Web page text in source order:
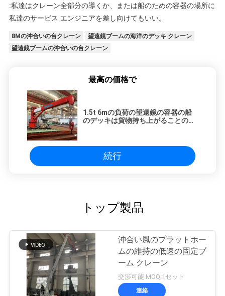
:私達はクレーン全部分の導くか、または船のための容器の場所に
私達のサービス エンジニアを差し向けてもいい。
8Mの沖合いの台クレーン
望遠鏡ブームの海洋のデッキ クレーン
望遠鏡ブームの沖合いの台クレーン
最高の価格で
1.5t 6mの負荷の望遠鏡の容器の船
のデッキは貨物持ち上がることのた
続行
トップ製品
沖合い風のプラットホー
ムの維持の低速の固定ブ
ーム クレーン
交渉可能 MOQ:1セット
連絡